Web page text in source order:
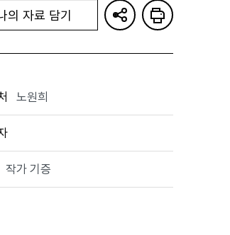
의 자료 담기
노원희
작가 기증